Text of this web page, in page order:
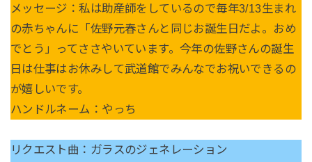
メッセージ：私は助産師をしているので毎年3/13生まれ
の赤ちゃんに「佐野元春さんと同じお誕生日だよ。おめ
でとう」ってささやいています。今年の佐野さんの誕生
日は仕事はお休みして武道館でみんなでお祝いできるの
が嬉しいです。
ハンドルネーム：やっち
リクエスト曲：ガラスのジェネレーション